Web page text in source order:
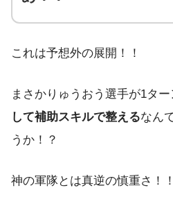
これは予想外の展開！！
まさかりゅうおう選手が1タ
して補助スキルで整えるなん
うか！？
神の軍隊とは真逆の慎重さ！！